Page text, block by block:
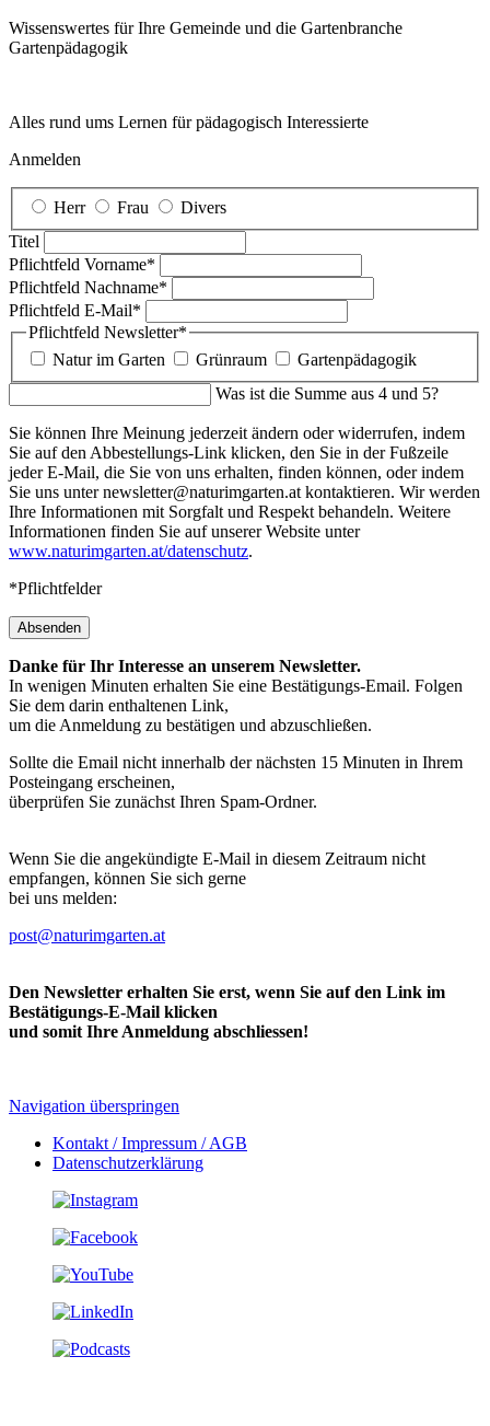
Wissenswertes für Ihre Gemeinde und die Gartenbranche
Garten­pädagogik
Alles rund ums Lernen für pädagogisch Interessierte
Anmelden
Herr Frau
Divers
Titel
Pflichtfeld Vorname*
Pflichtfeld Nachname*
Pflichtfeld E-Mail*
Pflichtfeld Newsletter*
Natur im Garten
Grünraum
Gartenpädagogik
Was ist die Summe aus 4 und 5?
Sie können Ihre Meinung jederzeit ändern oder widerrufen, indem
Sie auf den Abbestellungs-Link klicken, den Sie in der Fußzeile
jeder E-Mail, die Sie von uns erhalten, finden können, oder indem
Sie uns unter newsletter@naturimgarten.at kontaktieren. Wir werden
Ihre Informationen mit Sorgfalt und Respekt behandeln. Weitere
Informationen finden Sie auf unserer Website unter
www.naturimgarten.at/datenschutz.
*Pflichtfelder
Absenden
Danke für Ihr Interesse an unserem Newsletter.
In wenigen Minuten erhalten Sie eine Bestätigungs-Email. Folgen
Sie dem darin enthaltenen Link,
um die Anmeldung zu bestätigen und abzuschließen.
Sollte die Email nicht innerhalb der nächsten 15 Minuten in Ihrem
Posteingang erscheinen,
überprüfen Sie zunächst Ihren Spam-Ordner.
Wenn Sie die angekündigte E-Mail in diesem Zeitraum nicht
empfangen, können Sie sich gerne
bei uns melden:
post@naturimgarten.at
Den Newsletter erhalten Sie erst, wenn Sie auf den Link im
Bestätigungs-E-Mail klicken
und somit Ihre Anmeldung abschliessen!
Navigation überspringen
Kontakt / Impressum / AGB
Datenschutzerklärung